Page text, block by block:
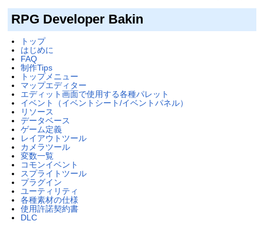
RPG Developer Bakin
トップ
はじめに
FAQ
制作Tips
トップメニュー
マップエディター
エディット画面で使用する各種パレット
イベント（イベントシート/イベントパネル）
リソース
データベース
ゲーム定義
レイアウトツール
カメラツール
変数一覧
コモンイベント
スプライトツール
プラグイン
ユーティリティ
各種素材の仕様
使用許諾契約書
DLC